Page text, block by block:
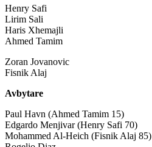
Henry Safi
Lirim Sali
Haris Xhemajli
Ahmed Tamim
Zoran Jovanovic
Fisnik Alaj
Avbytare
Paul Havn (Ahmed Tamim 15)
Edgardo Menjivar (Henry Safi 70)
Mohammed Al-Heich (Fisnik Alaj 85)